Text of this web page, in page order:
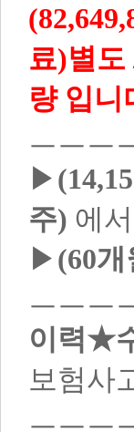
료)별도
량 입니
ㅡㅡㅡ
▶
주) 에
▶ (60개
ㅡㅡㅡ
이력★
보험사
ㅡㅡㅡ